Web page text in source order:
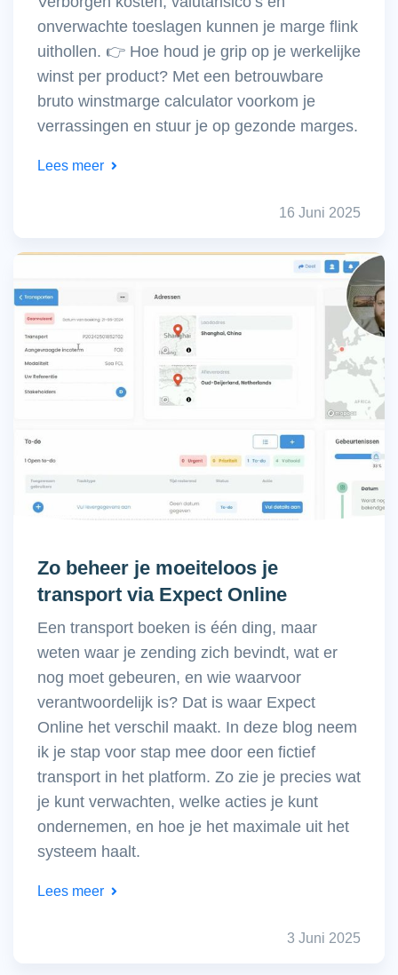
onverwachte toeslagen kunnen je marge flink
uithollen. 👉 Hoe houd je grip op je werkelijke
winst per product? Met een betrouwbare
bruto winstmarge calculator voorkom je
verrassingen en stuur je op gezonde marges.
Lees meer
16 Juni 2025
Zo beheer je moeiteloos je
transport via Expect Online
Een transport boeken is één ding, maar
weten waar je zending zich bevindt, wat er
nog moet gebeuren, en wie waarvoor
verantwoordelijk is? Dat is waar Expect
Online het verschil maakt. In deze blog neem
ik je stap voor stap mee door een fictief
transport in het platform. Zo zie je precies wat
je kunt verwachten, welke acties je kunt
ondernemen, en hoe je het maximale uit het
systeem haalt.
Lees meer
3 Juni 2025